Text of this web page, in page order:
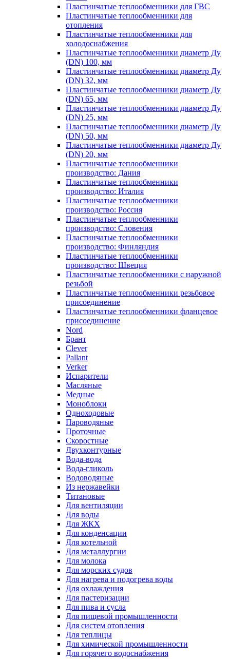
Пластинчатые теплообменники для ГВС
Пластинчатые теплообменники для
отопления
Пластинчатые теплообменники для
холодоснабжения
Пластинчатые теплообменники диаметр Ду
(DN) 100, мм
Пластинчатые теплообменники диаметр Ду
(DN) 32, мм
Пластинчатые теплообменники диаметр Ду
(DN) 65, мм
Пластинчатые теплообменники диаметр Ду
(DN) 25, мм
Пластинчатые теплообменники диаметр Ду
(DN) 50, мм
Пластинчатые теплообменники диаметр Ду
(DN) 20, мм
Пластинчатые теплообменники
производство: Дания
Пластинчатые теплообменники
производство: Италия
Пластинчатые теплообменники
производство: Россия
Пластинчатые теплообменники
производство: Словения
Пластинчатые теплообменники
производство: Финляндия
Пластинчатые теплообменники
производство: Швеция
Пластинчатые теплообменники с наружной
резьбой
Пластинчатые теплообменники резьбовое
присоединение
Пластинчатые теплообменники фланцевое
присоединение
Nord
Брант
Clever
Pallant
Verker
Испарители
Масляные
Медные
Моноблоки
Одноходовые
Пароводяные
Проточные
Скоростные
Двухконтурные
Вода-вода
Вода-гликоль
Водоводяные
Из нержавейки
Титановые
Для вентиляции
Для воды
Для ЖКХ
Для конденсации
Для котельной
Для металлургии
Для молока
Для морских судов
Для нагрева и подогрева воды
Для охлаждения
Для пастеризации
Для пива и сусла
Для пищевой промышленности
Для систем отопления
Для теплицы
Для химической промышленности
Для горячего водоснабжения